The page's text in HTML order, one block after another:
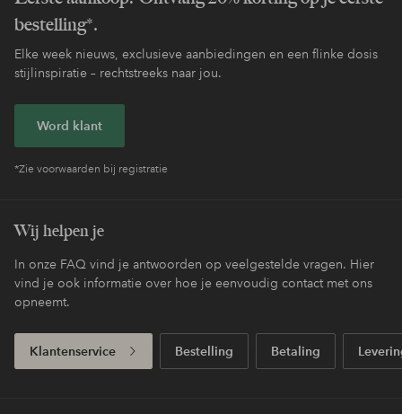
bestelling*.
Elke week nieuws, exclusieve aanbiedingen en een flinke dosis
stijlinspiratie – rechtstreeks naar jou.
Word klant
*Zie voorwaarden bij registratie
Wij helpen je
In onze FAQ vind je antwoorden op veelgestelde vragen. Hier
vind je ook informatie over hoe je eenvoudig contact met ons
opneemt.
Klantenservice Bestelling Betaling